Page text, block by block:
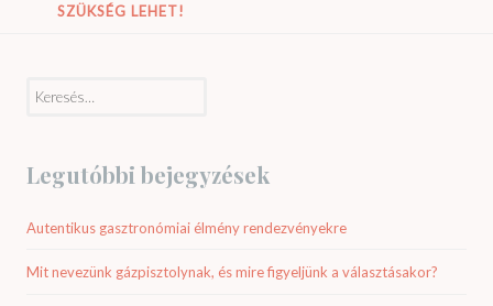
SZÜKSÉG LEHET!
Legutóbbi bejegyzések
Autentikus gasztronómiai élmény rendezvényekre
Mit nevezünk gázpisztolynak, és mire figyeljünk a választásakor?